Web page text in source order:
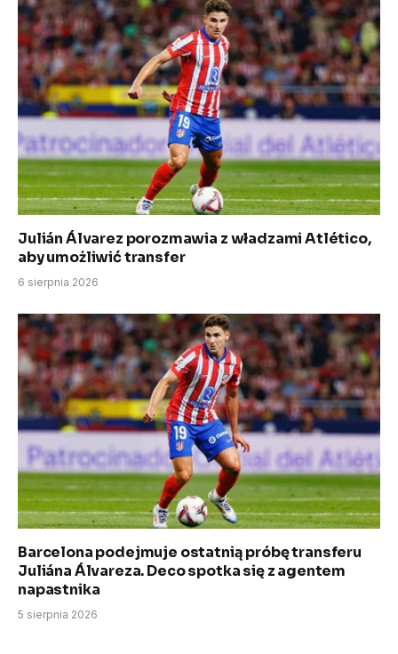
Julián Álvarez porozmawia z władzami Atlético,
aby umożliwić transfer
6 sierpnia 2026
Barcelona podejmuje ostatnią próbę transferu
Juliána Álvareza. Deco spotka się z agentem
napastnika
5 sierpnia 2026